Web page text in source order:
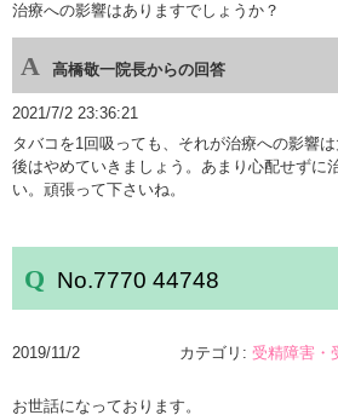
治療への影響はありますでしょうか？
高橋敬一院長からの回答
2021/7/2 23:36:21
タバコを1回吸っても、それが治療への影響
後はやめていきましょう。あまり心配せずに
い。頑張って下さいね。
No.7770 44748
カテゴリ: 受精障害・
2019/11/2
お世話になっております。